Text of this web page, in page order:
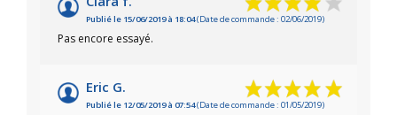
Publié le 15/06/2019 à 18:04(Date de commande : 02/06/2019)
Pas encore essayé.
Eric G.
Publié le 12/05/2019 à 07:54(Date de commande : 01/05/2019)